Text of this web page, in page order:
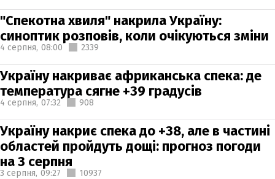
"Спекотна хвиля" накрила Україну:
синоптик розповів, коли очікуються зміни
4 серпня, 08:00 2339
Україну накриває африканська спека: де
температура сягне +39 градусів
4 серпня, 07:32 908
Україну накриє спека до +38, але в частині
областей пройдуть дощі: прогноз погоди
на 3 серпня
3 серпня, 09:27 10937